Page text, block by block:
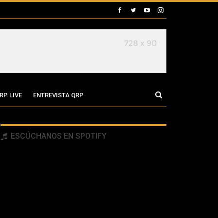
LIVE ENTREVISTA QRP
ESCÚCHANOS EN SPOTIFY